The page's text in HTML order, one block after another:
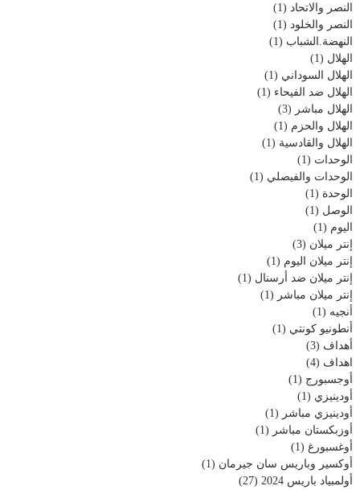
النصر والاتحاد (1)
النصر والخلود (1)
النهضة.الشباب (1)
الهلال (1)
الهلال السوداني (1)
الهلال ضد الفيحاء (1)
الهلال مباشر (3)
الهلال والحزم (1)
الهلال والقادسية (1)
الوحدات (1)
الوحدات والفيصلي (1)
الوحدة (1)
الوصل (1)
اليوم (1)
إنتر ميلان (3)
إنتر ميلان اليوم (1)
إنتر ميلان ضد أرسنال (1)
إنتر ميلان مباشر (1)
أنجيه (1)
أنطونيو كونتي (1)
أهداف (3)
اهداف (4)
أوجسبورج (1)
أودينيزي (1)
أودينيزي مباشر (1)
أوزبكستان مباشر (1)
أوغسبورغ (1)
أوكسير وباريس سان جيرمان (1)
أولمبياد باريس 2024
(27)